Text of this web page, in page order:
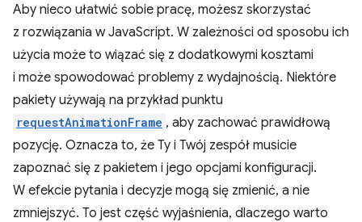
Aby nieco ułatwić sobie pracę, możesz skorzystać
z rozwiązania w JavaScript. W zależności od sposobu ich
użycia może to wiązać się z dodatkowymi kosztami
i może spowodować problemy z wydajnością. Niektóre
pakiety używają na przykład punktu
requestAnimationFrame , aby zachować prawidłową
pozycję. Oznacza to, że Ty i Twój zespół musicie
zapoznać się z pakietem i jego opcjami konfiguracji.
W efekcie pytania i decyzje mogą się zmienić, a nie
zmniejszyć. To jest część wyjaśnienia, dlaczego warto